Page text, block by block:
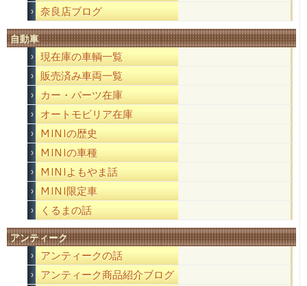
奈良店ブログ
自動車
現在庫の車輌一覧
販売済み車両一覧
カー・パーツ在庫
オートモビリア在庫
MINIの歴史
MINIの車種
MINIよもやま話
MINI限定車
くるまの話
アンティーク
アンティークの話
アンティーク商品紹介ブログ